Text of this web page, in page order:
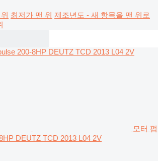
최저가 맨 위 제조년도 - 새 항목을 맨 위로
모터 펌
DEUTZ TCD 2013 L04 2V